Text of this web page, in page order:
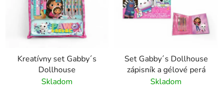
Kreatívny set Gabby´s
Dollhouse
Skladom
Set Gabby´s Dollhouse
zápisník a gélové perá
Skladom